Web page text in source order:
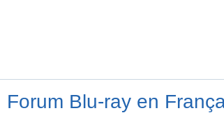
Forum Blu-ray en